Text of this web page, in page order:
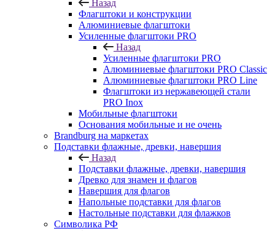
Назад
Флагштоки и конструкции
Алюминиевые флагштоки
Усиленные флагштоки PRO
Назад
Усиленные флагштоки PRO
Алюминиевые флагштоки PRO Classic
Алюминиевые флагштоки PRO Line
Флагштоки из нержавеющей стали
PRO Inox
Мобильные флагштоки
Основания мобильные и не очень
Brandburg на маркетах
Подставки флажные, древки, навершия
Назад
Подставки флажные, древки, навершия
Древко для знамен и флагов
Навершия для флагов
Напольные подставки для флагов
Настольные подставки для флажков
Символика РФ